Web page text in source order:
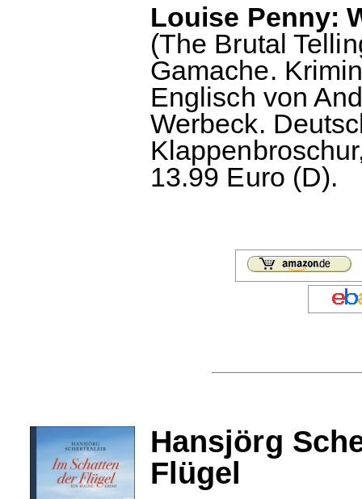
Louise Penny:
(The Brutal
Gamache.
Englisch von
Werbeck.
13.99 Euro (D).
Hansjörg
Flügel